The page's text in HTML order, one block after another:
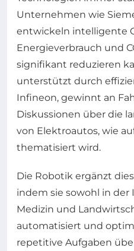
Unternehmen wie
entwickeln intelligente
Energieverbrauch und
signifikant reduzieren
unterstützt durch
Infineon, gewinnt an
Diskussionen über die
von Elektroautos, wie
thematisiert wird.
Die Robotik ergänzt
indem sie sowohl in der
Medizin und
automatisiert und
repetitive Aufgaben